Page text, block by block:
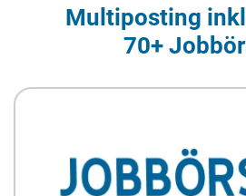
Multiposting
70+